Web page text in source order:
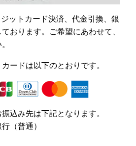
ットカード決済、代金引換、銀
おります。ご希望にあわせて、
ードは以下のとおりです。
込み先は下記となります。
（普通）